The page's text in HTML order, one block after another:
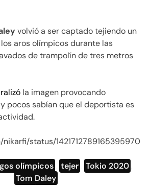
volvió a ser captado tejiendo un
aros olímpicos durante las
de trampolín de tres metros
la imagen provocando
pocos sabían que el deportista es
status/1421712789165395970
olímpicos tejer Tokio 2020
Tom Daley